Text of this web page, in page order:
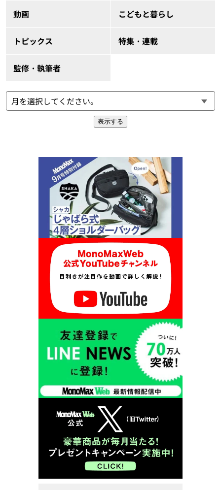
動画 こどもと暮らし
トピックス 特集・連載
監修・執筆者
表示する